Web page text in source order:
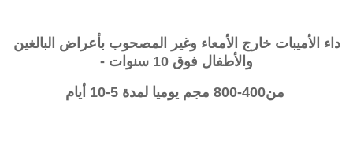
داء الأميبات خارج الأمعاء وغير المصحوب بأعراض البالغين
والأطفال فوق 10 سنوات -
من400-800 مجم يوميا لمدة 5-10 أيام